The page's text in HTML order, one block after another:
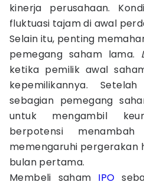
kinerja perusahaan.
fluktuasi tajam di awal
Selain itu, penting
pemegang saham lama.
ketika pemilik awal
kepemilikannya.
sebagian pemegang
untuk mengambil
berpotensi
memengaruhi pergerakan
bulan pertama.
Membeli saham IPO